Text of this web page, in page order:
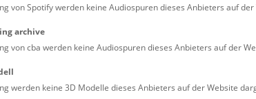
das NHM Wien in der Regel geschlossen.
von Spotify werden keine Audiospuren dieses Anbieters auf
archive
von cba werden keine Audiospuren dieses Anbieters auf der
werden keine 3D Modelle dieses Anbieters auf der Website